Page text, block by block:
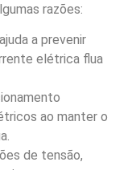
razões:
a prevenir
elétrica flua
ao manter o
de tensão,